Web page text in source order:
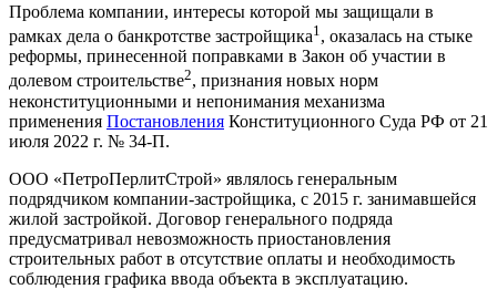
Проблема компании, интересы которой мы защищали в
рамках дела о банкротстве застройщика1 , оказалась на стыке
реформы, принесенной поправками в Закон об участии в
долевом строительстве2, признания новых норм
неконституционными и непонимания механизма
применения Постановления Конституционного Суда РФ от 21
июля 2022 г. № 34-П.
ООО «ПетроПерлитСтрой» являлось генеральным
подрядчиком компании-застройщика, с 2015 г. занимавшейся
жилой застройкой. Договор генерального подряда
предусматривал невозможность приостановления
строительных работ в отсутствие оплаты и необходимость
соблюдения графика ввода объекта в эксплуатацию.